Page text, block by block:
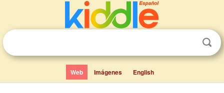
Web Imágenes English